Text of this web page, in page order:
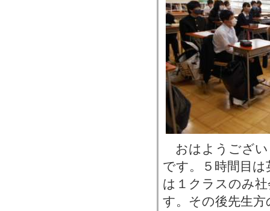
おはようござい
です。５時間目
は１クラスのみ
す。その後先生